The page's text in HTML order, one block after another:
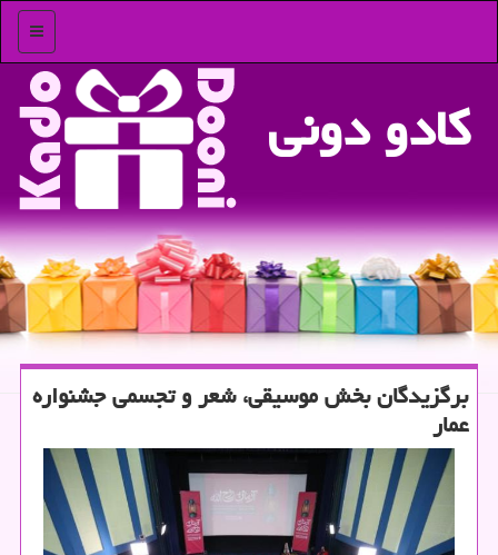
منو
كادو دونی
برگزیدگان بخش موسیقی، شعر و تجسمی جشنواره
عمار